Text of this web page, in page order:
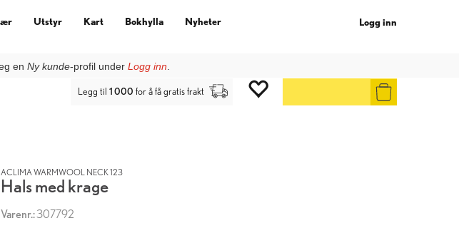
Logg inn
en Ny kunde-profil under Logg inn
Utstyr Kart Bokhylla Nyheter
Legg til 1 000 for å få gratis frakt
ACLIMA WARMWOOL NECK 123
Hals med krage
Varenr.:307792